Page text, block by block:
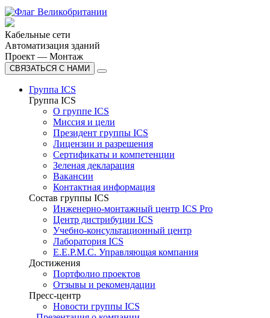
Кабельные сети
Автоматизация зданий
Проект — Монтаж
СВЯЗАТЬСЯ С НАМИ
Группа ICS
Группа ICS
О группе ICS
Миссия и цели
Президент группы ICS
Лицензии и разрешения
Сертификаты и компетенции
Зеленая декларация
Вакансии
Контактная информация
Состав группы ICS
Инженерно-монтажный центр ICS Pro
Центр дистрибуции ICS
Учебно-консультационный центр
Лаборатория ICS
E.E.P.M.C. Управляющая компания
Достижения
Портфолио проектов
Отзывы и рекомендации
Пресс-центр
Новости группы ICS